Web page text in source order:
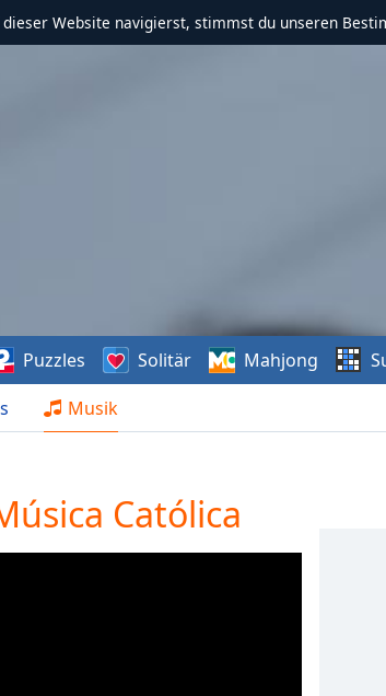
Website navigierst, stimmst du unseren
Musik
Puzzles Solitär Mahjong
Católica